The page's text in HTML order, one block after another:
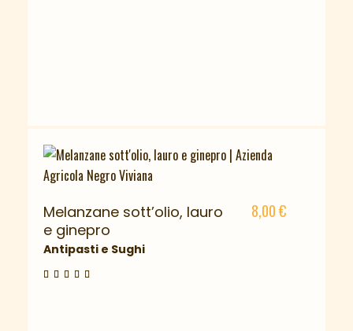
Melanzane sott’olio, lauro
e ginepro
Antipasti e Sughi
8,00€